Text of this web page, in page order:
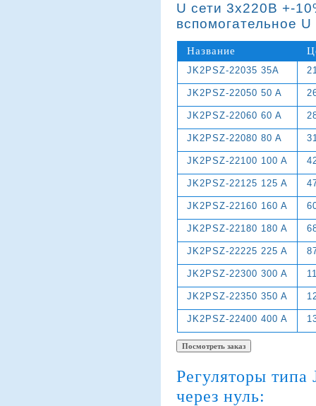
U сети 3х220В +-
вспомогательное
Название
JK2PSZ-22035 35A
JK2PSZ-22050 50 A
JK2PSZ-22060 60 A
JK2PSZ-22080 80 A
JK2PSZ-22100 100 A
JK2PSZ-22125 125 A
JK2PSZ-22160 160 A
JK2PSZ-22180 180 A
JK2PSZ-22225 225 A
JK2PSZ-22300 300 A
JK2PSZ-22350 350 A
JK2PSZ-22400 400 A
Регуляторы типа
через нуль: